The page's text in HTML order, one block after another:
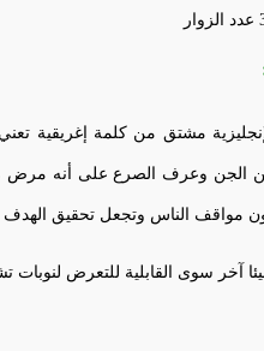
مشتق من كلمة إغريقية
عن الجن وعرف الصرع على أنه
الناس وتجعل تحقيق الهدف
آخر سوى القابلية للتعرض لنوبات